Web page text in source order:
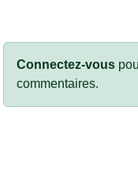
Connectez-vous
commentaires.